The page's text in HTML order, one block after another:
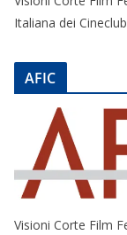
Italiana dei Cineclub
AFIC
Visioni Corte Film